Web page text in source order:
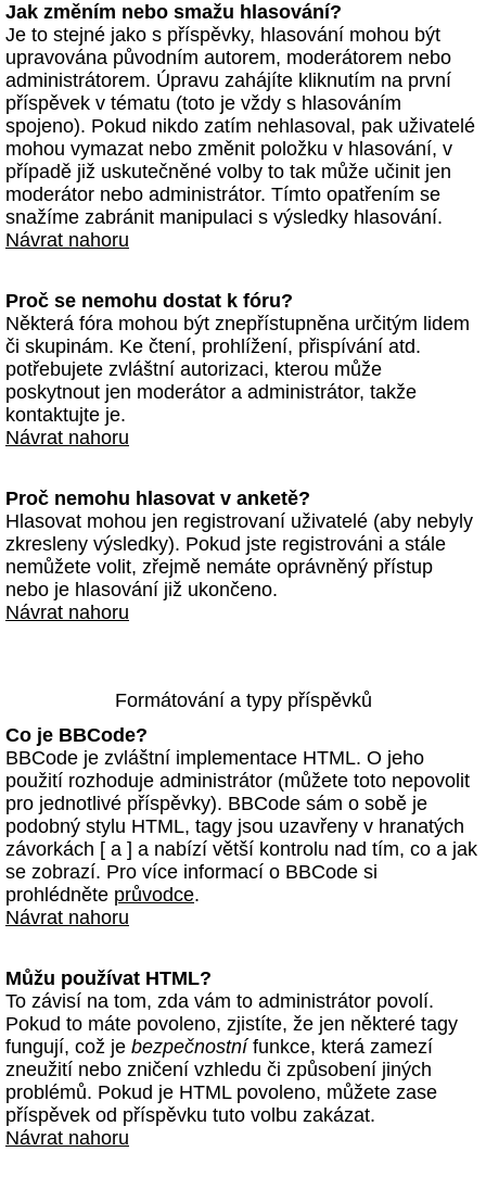
Jak změním nebo smažu hlasování?
Je to stejné jako s příspěvky, hlasování mohou být
upravována původním autorem, moderátorem nebo
administrátorem. Úpravu zahájíte kliknutím na první
příspěvek v tématu (toto je vždy s hlasováním
spojeno). Pokud nikdo zatím nehlasoval, pak uživatelé
mohou vymazat nebo změnit položku v hlasování, v
případě již uskutečněné volby to tak může učinit jen
moderátor nebo administrátor. Tímto opatřením se
snažíme zabránit manipulaci s výsledky hlasování.
Návrat nahoru
Proč se nemohu dostat k fóru?
Některá fóra mohou být znepřístupněna určitým lidem
či skupinám. Ke čtení, prohlížení, přispívání atd.
potřebujete zvláštní autorizaci, kterou může
poskytnout jen moderátor a administrátor, takže
kontaktujte je.
Návrat nahoru
Proč nemohu hlasovat v anketě?
Hlasovat mohou jen registrovaní uživatelé (aby nebyly
zkresleny výsledky). Pokud jste registrováni a stále
nemůžete volit, zřejmě nemáte oprávněný přístup
nebo je hlasování již ukončeno.
Návrat nahoru
Formátování a typy příspěvků
Co je BBCode?
BBCode je zvláštní implementace HTML. O jeho
použití rozhoduje administrátor (můžete toto nepovolit
pro jednotlivé příspěvky). BBCode sám o sobě je
podobný stylu HTML, tagy jsou uzavřeny v hranatých
závorkách [ a ] a nabízí větší kontrolu nad tím, co a jak
se zobrazí. Pro více informací o BBCode si
prohlédněte průvodce.
Návrat nahoru
Můžu používat HTML?
To závisí na tom, zda vám to administrátor povolí.
Pokud to máte povoleno, zjistíte, že jen některé tagy
fungují, což je bezpečnostnífunkce, která zamezí
zneužití nebo zničení vzhledu či způsobení jiných
problémů. Pokud je HTML povoleno, můžete zase
příspěvek od příspěvku tuto volbu zakázat.
Návrat nahoru